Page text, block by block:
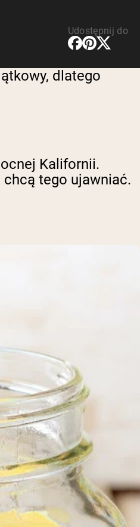
Udostępnij do
dlatego
Kalifornii.
chcą tego ujawniać.